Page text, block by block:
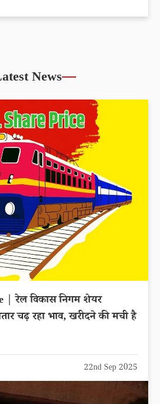
News
| रेल विकास निगम शेयर
चढ़ रहा भाव, खरीदने की मची है
22nd Sep 2025